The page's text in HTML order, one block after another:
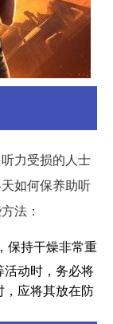
力受损的人士
如何保养助听
法：
保持干燥非常重
动时，务必将
应将其放在防